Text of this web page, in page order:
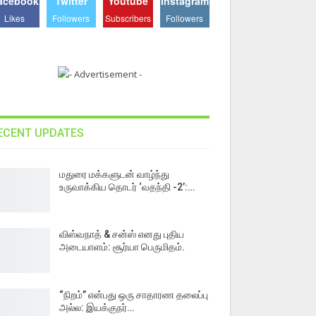
Likes Followers Subscribers Followers
UPDATES
மதுரை மக்களுடன் வாழ்ந்து
உருவாக்கிய தொடர் ‘வதந்தி -2’:…
விஸ்வநாத் & சன்ஸ் எனது புதிய
அடையாளம்: சூர்யா பெருமிதம்.
“நிறம்” என்பது ஒரு சாதாரண தலைப்பு
அல்ல: இயக்குநர்…